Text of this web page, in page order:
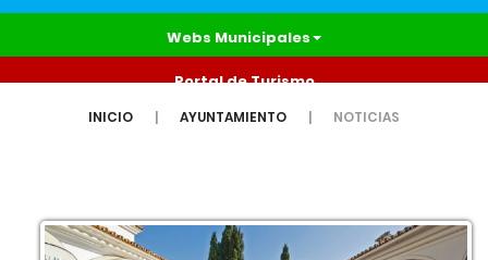
Webs Municipales
Portal de Turismo
INICIO AYUNTAMIENTO NOTICIAS